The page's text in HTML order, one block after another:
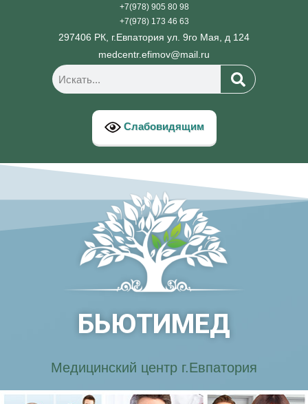
+7(978) 905 80 98
+7(978) 173 46 63
297406 РК, г.Евпатория ул. 9го Мая, д 124
medcentr.efimov@mail.ru
Слабовидящим
БЬЮТИМЕД
Медицинский центр г.Евпатория